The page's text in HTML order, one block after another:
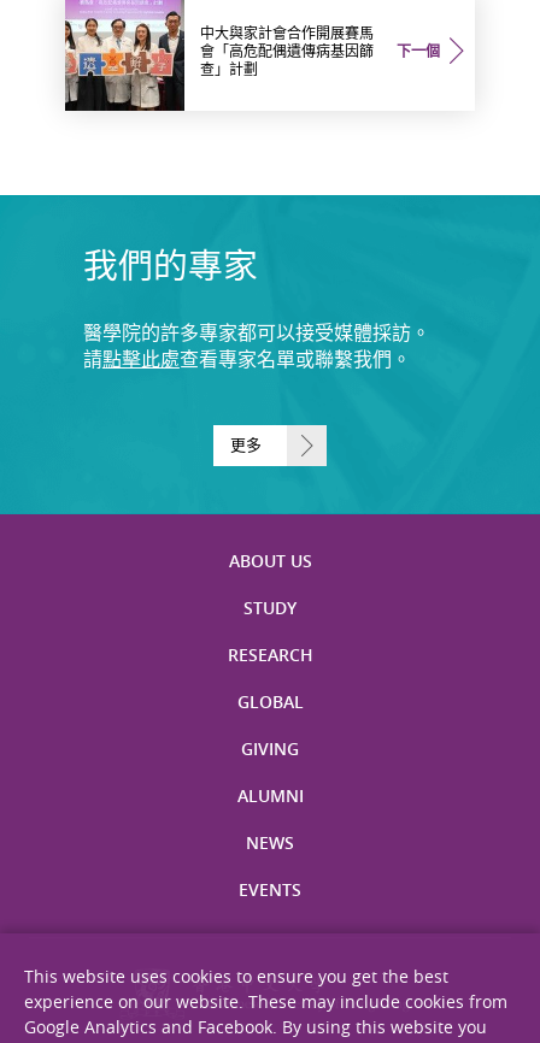
下一個
中大與家計會合作開展賽馬
會「高危配偶遺傳病基因篩
查」計劃
我們的專家
醫學院的許多專家都可以接受媒體採訪。
請點擊此處查看專家名單或聯繫我們。
更多
ABOUT US
STUDY
RESEARCH
GLOBAL
GIVING
ALUMNI
NEWS
EVENTS
This website uses cookies to ensure you get the best
experience on our website. These may include cookies from
Google Analytics and Facebook. By using this website you